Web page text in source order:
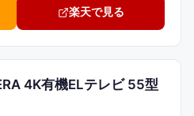
楽天で見る
4K有機ELテレビ 55型